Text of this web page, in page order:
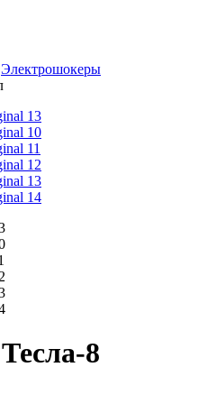
Электрошокеры
8